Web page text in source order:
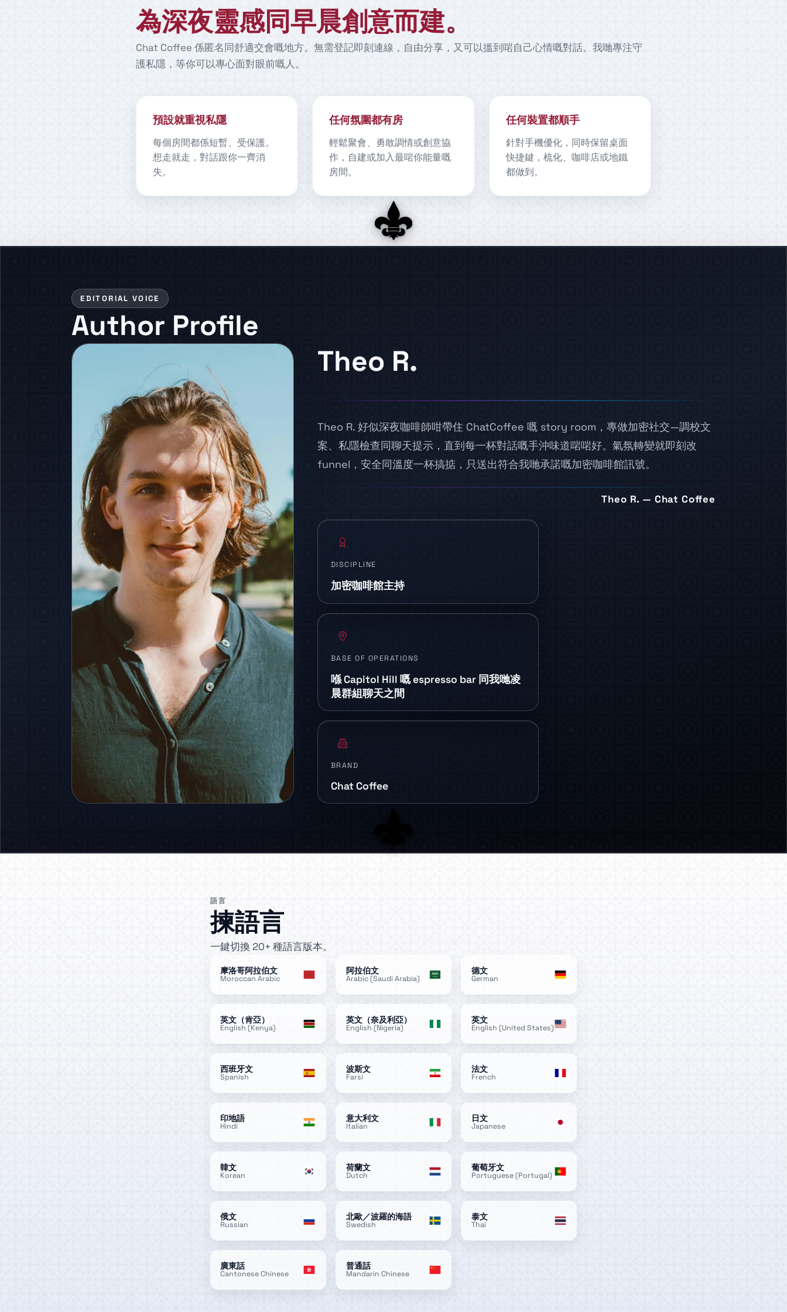
為深夜靈感同早晨創意而建。
Chat Coffee 係匿名同舒適交會嘅地方。無需登記即刻連線，自由分享，又可以搵到啱自己心情嘅對話。我哋專注守
護私隱，等你可以專心面對眼前嘅人。
預設就重視私隱
每個房間都係短暫、受保護。
想走就走，對話跟你一齊消
失。
任何氛圍都有房
輕鬆聚會、勇敢調情或創意協
作，自建或加入最啱你能量嘅
房間。
任何裝置都順手
針對手機優化，同時保留桌面
快捷鍵，梳化、咖啡店或地鐵
都做到。
EDITORIAL VOICE
Author Profile
Theo R.
Theo R. 好似深夜咖啡師咁帶住 ChatCoffee 嘅 story room，專做加密社交—調校文
案、私隱檢查同聊天提示，直到每一杯對話嘅手沖味道啱啱好。氣氛轉變就即刻改
funnel，安全同溫度一杯搞掂，只送出符合我哋承諾嘅加密咖啡館訊號。
Theo R. — Chat Coffee
DISCIPLINE
加密咖啡館主持
BASE OF OPERATIONS
喺 Capitol Hill 嘅 espresso bar 同我哋凌
晨群組聊天之間
BRAND
Chat Coffee
語言
揀語言
一鍵切換 20+ 種語言版本。
摩洛哥阿拉伯文
Moroccan Arabic
阿拉伯文
Arabic (Saudi Arabia)
德文
German
英文（肯亞）
English (Kenya)
英文（奈及利亞）
English (Nigeria)
英文
English (United States)
西班牙文
Spanish
波斯文
Farsi
法文
French
印地語
Hindi
意大利文
Italian
日文
Japanese
韓文
Korean
荷蘭文
Dutch
葡萄牙文
Portuguese (Portugal)
俄文
Russian
北歐／波羅的海語
Swedish
泰文
Thai
廣東話
Cantonese Chinese
普通話
Mandarin Chinese